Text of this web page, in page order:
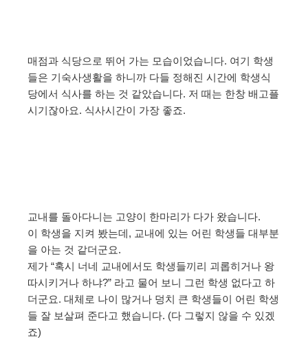
매점과 식당으로 뛰어 가는 모습이었습니다. 여기 학생
들은 기숙사생활을 하니까 다들 정해진 시간에 학생식
당에서 식사를 하는 것 같았습니다. 저 때는 한창 배고플
시기잖아요. 식사시간이 가장 좋죠.
교내를 돌아다니는 고양이 한마리가 다가 왔습니다.
이 학생을 지켜 봤는데, 교내에 있는 어린 학생들 대부분
을 아는 것 같더군요.
제가 “혹시 너네 교내에서도 학생들끼리 괴롭히거나 왕
따시키거나 하냐?” 라고 물어 보니 그런 학생 없다고 하
더군요. 대체로 나이 많거나 덩치 큰 학생들이 어린 학생
들 잘 보살펴 준다고 했습니다. (다 그렇지 않을 수 있겠
죠)